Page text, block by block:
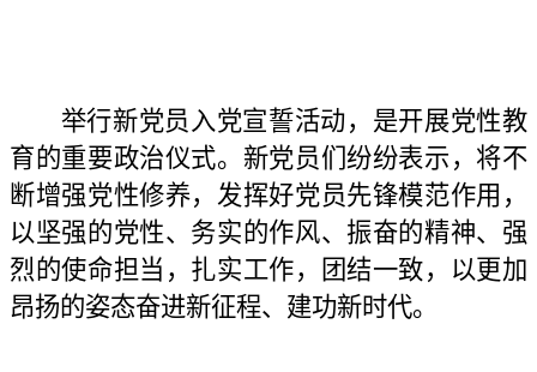
举行新党员入党宣誓活动，是开展党性教
育的重要政治仪式。新党员们纷纷表示，将不
断增强党性修养，发挥好党员先锋模范作用，
以坚强的党性、务实的作风、振奋的精神、强
烈的使命担当，扎实工作，团结一致， 以更加
昂扬的姿态奋进新征程、建功新时代。